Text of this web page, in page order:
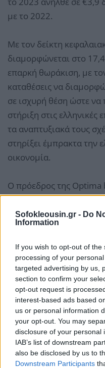
Sofokleousin.gr - Do
Information
If you wish to opt-out of
processing of your
targeted advertising by us,
section to confirm your
opt-out request is
interest-based ads based
us or personal information
your opt-out. You may
disclosure of your personal
IAB’s list of downstream
also be disclosed by us to
Downstream Participants
με το 2022.
Με τον δείκτη
διαμορφώνεται στο
επαρκή θωράκιση, με
καταθέσεις να
σε ισχυρή θέση ώστε να
στήριξη στις ελληνικές
τα αναπτυξιακά τους
στηρίξει έμπρακτα την
οικονομία.
Ο πρόεδρος της Optima
σημείωσε με αφορμή
οικονομικών
συνεχίζει την
αναδεικνύοντας το
σήμερα χρονιά στην
επιτυχία δεν είναι
το αποτέλεσμα της
παροχή της βέλτιστης
πελάτες μας. Η Optima
τράπεζα. Είναι μία
δυναμικά με την ίδια
ξεκινήσαμε, ώστε να